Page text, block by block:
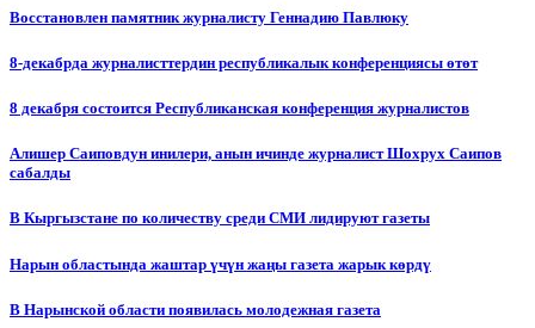
Восстановлен памятник журналисту Геннадию Павлюку
8-декабрда журналисттердин республикалык конференциясы өтөт
8 декабря состоится Республиканская конференция журналистов
Алишер Саиповдун инилери, анын ичинде журналист Шохрух Саипов
сабалды
В Кыргызстане по количеству среди СМИ лидируют газеты
Нарын областында жаштар үчүн жаңы газета жарык көрдү
В Нарынской области появилась молодежная газета